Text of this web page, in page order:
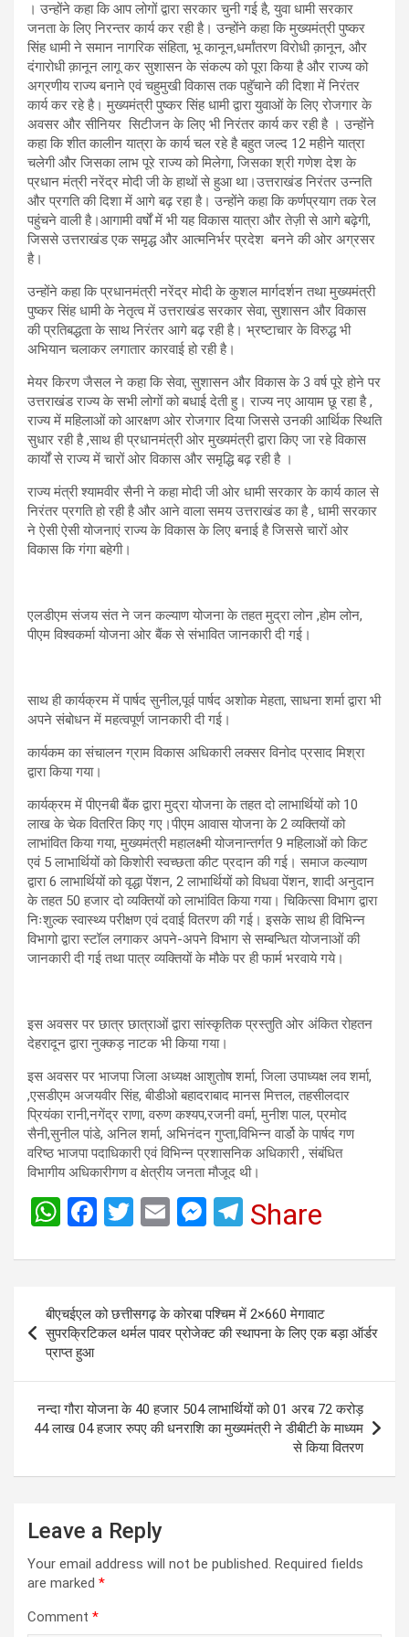
। उन्होंने कहा कि आप लोगों द्वारा सरकार चुनी गई है, युवा धामी सरकार
जनता के लिए निरन्तर कार्य कर रही है। उन्होंने कहा कि मुख्यमंत्री पुष्कर
सिंह धामी ने समान नागरिक संहिता, भू कानून,धर्मांतरण विरोधी क़ानून, और
दंगारोधी क़ानून लागू कर सुशासन के संकल्प को पूरा किया है और राज्य को
अग्रणीय राज्य बनाने एवं चहुमुखी विकास तक पहुॅचाने की दिशा में निरंतर
कार्य कर रहे है। मुख्यमंत्री पुष्कर सिंह धामी द्वारा युवाओं के लिए रोजगार के
अवसर और सीनियर सिटीजन के लिए भी निरंतर कार्य कर रही है । उन्होंने
कहा कि शीत कालीन यात्रा के कार्य चल रहे है बहुत जल्द 12 महीने यात्रा
चलेगी और जिसका लाभ पूरे राज्य को मिलेगा, जिसका श्री गणेश देश के
प्रधान मंत्री नरेंद्र मोदी जी के हाथों से हुआ था।उत्तराखंड निरंतर उन्नति
और प्रगति की दिशा में आगे बढ़ रहा है। उन्होंने कहा कि कर्णप्रयाग तक रेल
पहुंचने वाली है।आगामी वर्षों में भी यह विकास यात्रा और तेज़ी से आगे बढ़ेगी,
जिससे उत्तराखंड एक समृद्ध और आत्मनिर्भर प्रदेश बनने की ओर अग्रसर
है।
उन्होंने कहा कि प्रधानमंत्री नरेंद्र मोदी के कुशल मार्गदर्शन तथा मुख्यमंत्री
पुष्कर सिंह धामी के नेतृत्व में उत्तराखंड सरकार सेवा, सुशासन और विकास
की प्रतिबद्धता के साथ निरंतर आगे बढ़ रही है। भ्रष्टाचार के विरुद्ध भी
अभियान चलाकर लगातार कारवाई हो रही है।
मेयर किरण जैसल ने कहा कि सेवा, सुशासन और विकास के 3 वर्ष पूरे होने पर
उत्तराखंड राज्य के सभी लोगों को बधाई देती हु। राज्य नए आयाम छू रहा है ,
राज्य में महिलाओं को आरक्षण ओर रोजगार दिया जिससे उनकी आर्थिक स्थिति
सुधार रही है ,साथ ही प्रधानमंत्री ओर मुख्यमंत्री द्वारा किए जा रहे विकास
कार्यों से राज्य में चारों ओर विकास और समृद्धि बढ़ रही है ।
राज्य मंत्री श्यामवीर सैनी ने कहा मोदी जी ओर धामी सरकार के कार्य काल से
निरंतर प्रगति हो रही है और आने वाला समय उत्तराखंड का है , धामी सरकार
ने ऐसी ऐसी योजनाएं राज्य के विकास के लिए बनाई है जिससे चारों ओर
विकास कि गंगा बहेगी।
एलडीएम संजय संत ने जन कल्याण योजना के तहत मुद्रा लोन ,होम लोन,
पीएम विश्वकर्मा योजना ओर बैंक से संभावित जानकारी दी गई।
साथ ही कार्यक्रम में पार्षद सुनील,पूर्व पार्षद अशोक मेहता, साधना शर्मा द्वारा भी
अपने संबोधन में महत्वपूर्ण जानकारी दी गई।
कार्यकम का संचालन ग्राम विकास अधिकारी लक्सर विनोद प्रसाद मिश्रा
द्वारा किया गया।
कार्यक्रम में पीएनबी बैंक द्वारा मुद्रा योजना के तहत दो लाभार्थियों को 10
लाख के चेक वितरित किए गए।पीएम आवास योजना के 2 व्यक्तियों को
लाभांवित किया गया, मुख्यमंत्री महालक्ष्मी योजनान्तर्गत 9 महिलाओं को किट
एवं 5 लाभार्थियों को किशोरी स्वच्छता कीट प्रदान की गई। समाज कल्याण
द्वारा 6 लाभार्थियों को वृद्धा पेंशन, 2 लाभार्थियों को विधवा पेंशन, शादी अनुदान
के तहत 50 हजार दो व्यक्तियों को लाभांवित किया गया। चिकित्सा विभाग द्वारा
निःशुल्क स्वास्थ्य परीक्षण एवं दवाई वितरण की गई। इसके साथ ही विभिन्न
विभागो द्वारा स्टॉल लगाकर अपने-अपने विभाग से सम्बन्धित योजनाओं की
जानकारी दी गई तथा पात्र व्यक्तियों के मौके पर ही फार्म भरवाये गये।
इस अवसर पर छात्र छात्राओं द्वारा सांस्कृतिक प्रस्तुति ओर अंकित रोहतन
देहरादून द्वारा नुक्कड़ नाटक भी किया गया।
इस अवसर पर भाजपा जिला अध्यक्ष आशुतोष शर्मा, जिला उपाध्यक्ष लव शर्मा,
,एसडीएम अजयवीर सिंह, बीडीओ बहादराबाद मानस मित्तल, तहसीलदार
प्रियंका रानी,नगेंद्र राणा, वरुण कश्यप,रजनी वर्मा, मुनीश पाल, प्रमोद
सैनी,सुनील पांडे, अनिल शर्मा, अभिनंदन गुप्ता,विभिन्न वार्डो के पार्षद गण
वरिष्ठ भाजपा पदाधिकारी एवं विभिन्न प्रशासनिक अधिकारी , संबंधित
विभागीय अधिकारीगण व क्षेत्रीय जनता मौजूद थी।
W
at
s
A
p
p
F
ce
b
o
k
T
tt
E
ail
M
se
n
g
T
e
gr
a
Share
Post
navigation
बीएचईएल को छत्तीसगढ़ के कोरबा पश्चिम में 2×660 मेगावाट
सुपरक्रिटिकल थर्मल पावर प्रोजेक्ट की स्थापना के लिए एक बड़ा ऑर्डर
प्राप्त हुआ
नन्दा गौरा योजना के 40 हजार 504 लाभार्थियों को 01 अरब 72 करोड़
44 लाख 04 हजार रुपए की धनराशि का मुख्यमंत्री ने डीबीटी के माध्यम
से किया वितरण
Leave a Reply
Your email address will not be published. Required fields
are marked *
Comment *